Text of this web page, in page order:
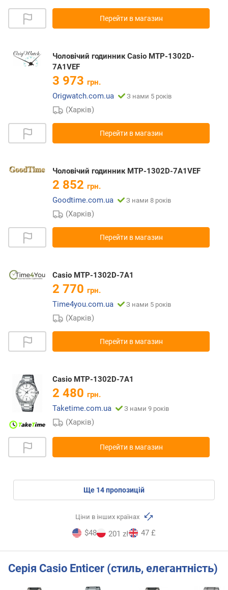
Перейти в магазин
Чоловічий годинник Casio MTP-1302D-
7A1VEF
3 973 грн.
Origwatch.com.ua
З нами 5 років
(Харків)
Перейти в магазин
Чоловічий годинник MTP-1302D-7A1VEF
2 852 грн.
Goodtime.com.ua
З нами 8 років
(Харків)
Перейти в магазин
Casio MTP-1302D-7A1
2 770 грн.
Time4you.com.ua
З нами 5 років
(Харків)
Перейти в магазин
Casio MTP-1302D-7A1
2 480 грн.
Taketime.com.ua
З нами 9 років
(Харків)
Перейти в магазин
ще 14пропозицій
Ціни в інших країнах
$48 201 zł 47 £
Серія Casio Enticer (стиль, елегантність)